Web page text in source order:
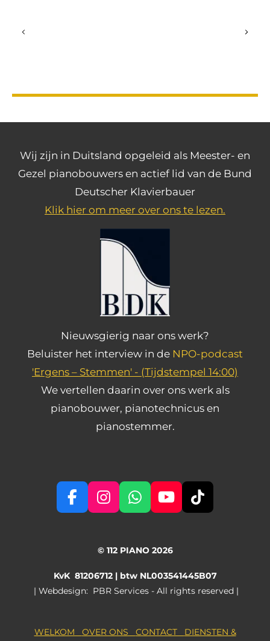
Wij zijn in Duitsland opgeleid als Meester- en
Gezel pianobouwers en actief lid van de Bund
Deutscher Klavierbauer
Klik hier om meer over ons te lezen.
Nieuwsgierig naar ons werk?
Beluister het interview in de NPO-podcast
'Ergens – Stemmen' - (Tijdstempel 14:00)
We vertellen daarin over ons werk als
pianobouwer, pianotechnicus en
pianostemmer.
F
a
o
o
I
n
t
g
r
W
h
t
A
p
Y
o
T
b
e
T
i
k
© 112 PIANO 2026
KvK 81206712 | btw NL003541445B07
ǀ Webdesign: PBR Services - All rights reserved |
WELKOM OVER ONS CONTACT DIENSTEN &